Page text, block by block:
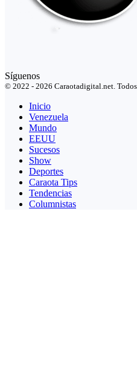
Síguenos
© 2022 - 2026 Caraotadigital.net. Todos
Inicio
Venezuela
Mundo
EEUU
Sucesos
Show
Deportes
Caraota Tips
Tendencias
Columnistas